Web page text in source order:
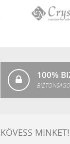
100%
KÖVESS MINKET!